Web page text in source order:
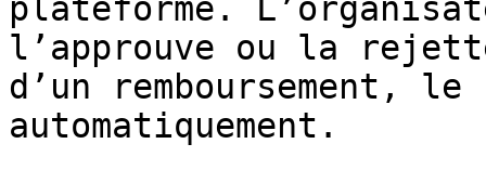
plateforme.
l’approuve ou la
d’un remboursement,
automatiquement.